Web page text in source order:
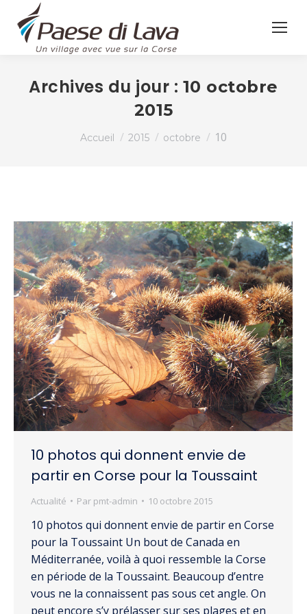
Archives du jour : 10 octobre
2015
Vous êtes ici :
Accueil 2015 octobre 10
10 photos qui donnent envie de
partir en Corse pour la Toussaint
Actualité Par pmt-admin 10 octobre 2015
10 photos qui donnent envie de partir en Corse
pour la Toussaint Un bout de Canada en
Méditerranée, voilà à quoi ressemble la Corse
en période de la Toussaint. Beaucoup d’entre
vous ne la connaissent pas sous cet angle. On
peut encore s’y prélasser sur ses plages et en